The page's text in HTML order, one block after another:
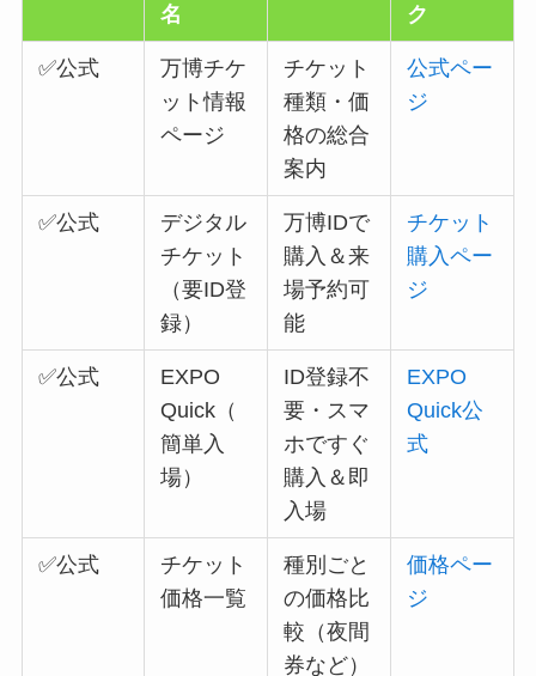
名
ク
✅公式
万博チケ
ット情報
ページ
チケット
種類・価
格の総合
案内
公式ペー
ジ
✅公式
デジタル
チケット
（要ID登
録）
万博IDで
購入＆来
場予約可
能
チケット
購入ペー
ジ
✅公式
EXPO
Quick（
簡単入
場）
ID登録不
要・スマ
ホですぐ
購入＆即
入場
EXPO
Quick公
式
✅公式
チケット
価格一覧
種別ごと
の価格比
較（夜間
券など）
価格ペー
ジ